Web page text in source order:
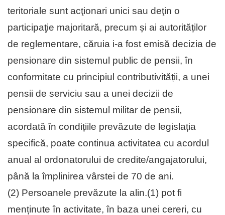
teritoriale sunt acţionari unici sau deţin o
participaţie majoritară, precum și ai autorităților
de reglementare, căruia i-a fost emisă decizia de
pensionare din sistemul public de pensii, în
conformitate cu principiul contributivității, a unei
pensii de serviciu sau a unei decizii de
pensionare din sistemul militar de pensii,
acordată în condițiile prevăzute de legislația
specifică, poate continua activitatea cu acordul
anual al ordonatorului de credite/angajatorului,
până la împlinirea vârstei de 70 de ani.
(2) Persoanele prevăzute la alin.(1) pot fi
menținute în activitate, în baza unei cereri, cu